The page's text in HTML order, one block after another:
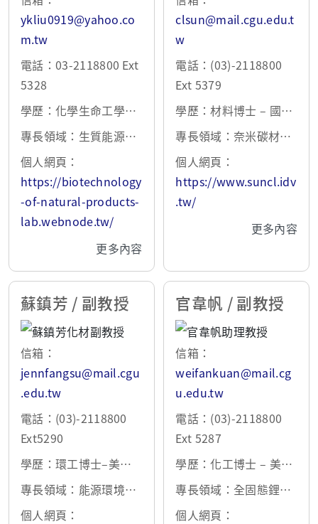
ykliu0919@yahoo.co
m.tw
電話：03-2118800 Ext
5328
學歷：化學生命工學博
士 – 日本國立東京大學
專長領域：生質能源產
程之開發、植物細胞組
織培養技術之研發、動
物昆蟲外源蛋白生產系
統之開發、保健食品之
個人網頁：
https://biotechnology
-of-natural-products-
lab.webnode.tw/
更多內容
clsun@mail.cgu.edu.t
w
電話：(03)-2118800
Ext 5379
學歷：材料博士 – 國立
交通大學 2002 (材料學
8)
專長領域：奈米碳材的
合成和整合、電化學(生
物)感測器、電化學能源
轉換和儲存、表面化學
個人網頁：
https://www.suncl.idv
.tw/
更多內容
蘇鎮芳 / 副教授
信箱：
jennfangsu@mail.cgu
.edu.tw
電話：(03)-2118800
Ext5290
學歷：環工博士–美國
德拉瓦大學 2017
專長領域：能源環境材
料、電化學、觸媒、淨
個人網頁：
官韋帆 / 副教授
信箱：
weifankuan@mail.cg
u.edu.tw
電話：(03)-2118800
Ext 5287
學歷：化工博士 – 美國
德拉瓦大學 2015
專長領域：全固態鋰電
池與鋰離子空氣電池、
個人網頁：